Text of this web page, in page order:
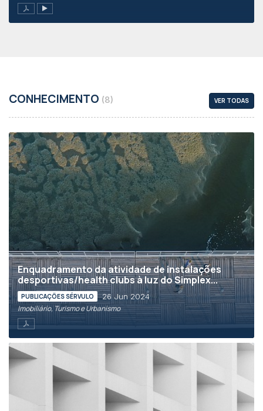
CONHECIMENTO (8) VER TODAS
Enquadramento da atividade de instalações
desportivas/health clubs à luz do Simplex...
PUBLICAÇÕES SÉRVULO 26 Jun 2024
Imobiliário, Turismo e Urbanismo